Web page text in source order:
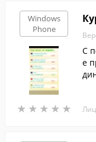
Windows
Phone
★ ★ ★ ★ ★
★ ★ ★ ★ ★
С
е